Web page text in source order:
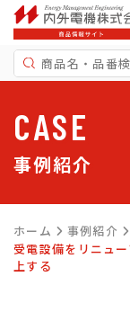
CASE
事例紹介
ホーム
事例紹介
受電設備をリニュ
上する